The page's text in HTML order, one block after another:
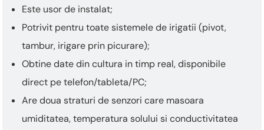
Este usor de instalat;
Potrivit pentru toate sistemele de irigatii (pivot,
tambur, irigare prin picurare);
Obtine date din cultura in timp real, disponibile
direct pe telefon/tableta/PC;
Are doua straturi de senzori care masoara
umiditatea, temperatura solului si conductivitatea